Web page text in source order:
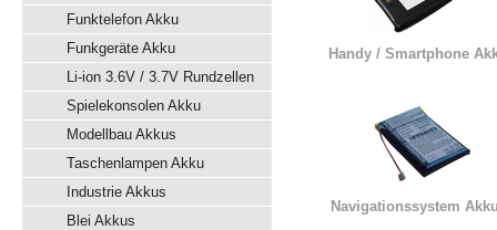
Funktelefon Akku
Funkgeräte Akku
Li-ion 3.6V / 3.7V Rundzellen
Spielekonsolen Akku
Modellbau Akkus
Taschenlampen Akku
Industrie Akkus
Blei Akkus
Handy / Smartphone
Navigationssystem